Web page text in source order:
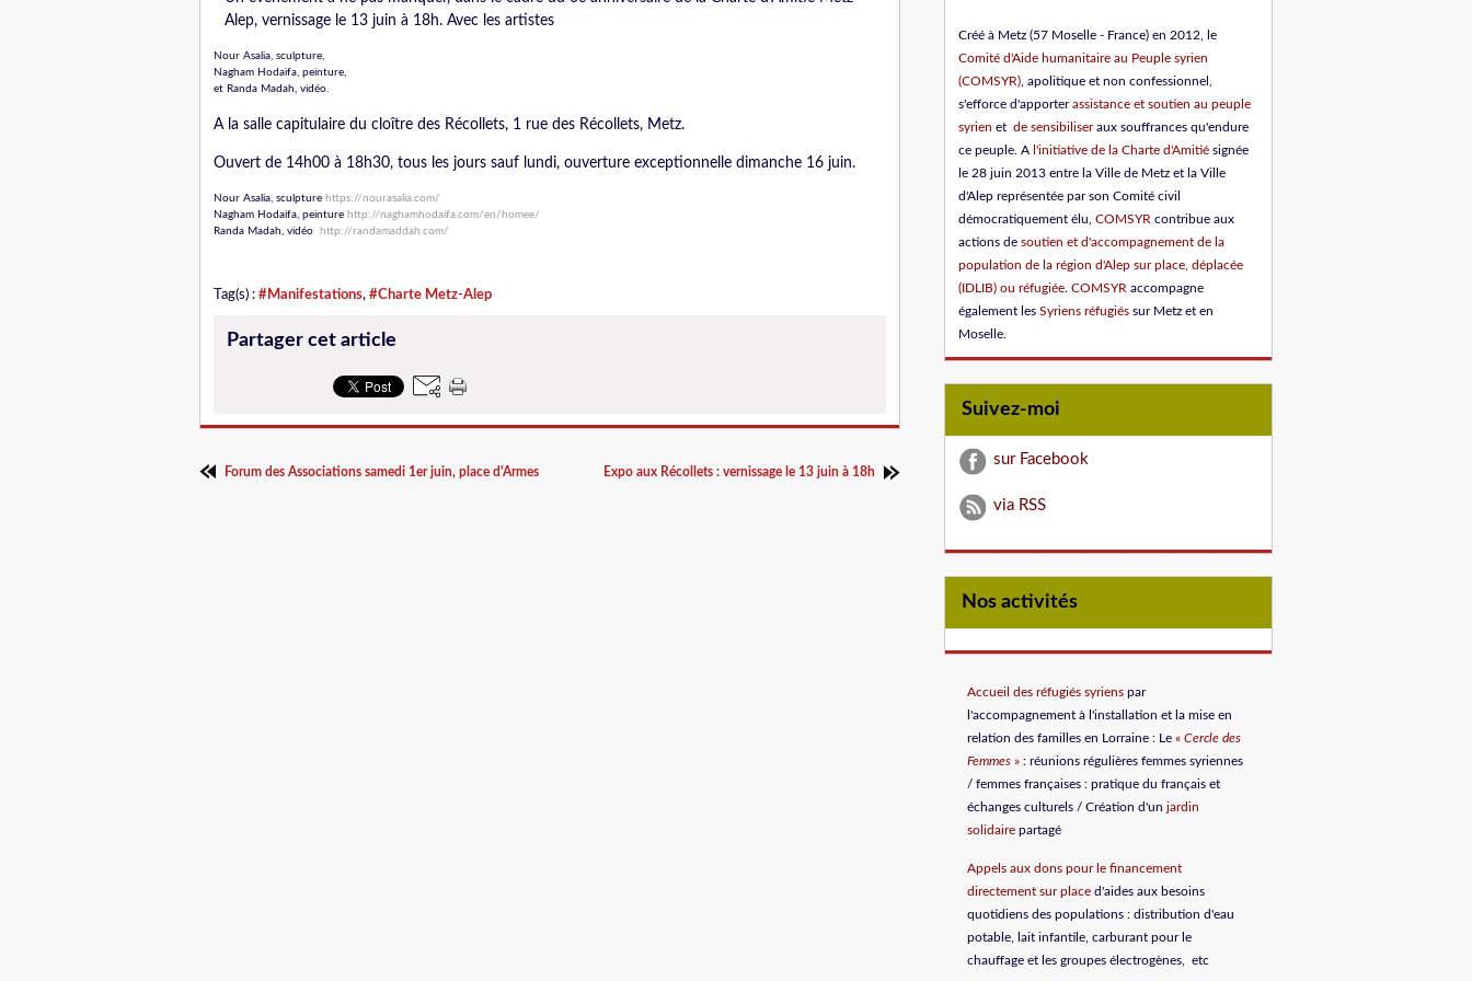
Alep, vernissage le 13 juin à 18h. Avec les artistes
Nour Asalia, sculpture,
Nagham Hodaifa, peinture,
et Randa Madah, vidéo.
A la salle capitulaire du cloître des Récollets, 1 rue des Récollets, Metz.
Ouvert de 14h00 à 18h30, tous les jours sauf lundi, ouverture exceptionnelle dimanche 16 juin.
Nour Asalia, sculpture https://nourasalia.com/
Nagham Hodaifa, peinture http://naghamhodaifa.com/en/homee/
Randa Madah, vidéo
http://randamaddah.com/
Tag(s) : #Manifestations, #Charte Metz-Alep
Partager cet article
Forum des Associations samedi 1er juin, place d'Armes Expo aux Récollets : vernissage le 13 juin à 18h
Créé à Metz (57 Moselle - France) en 2012, le
Comité d'Aide humanitaire au Peuple syrien
(COMSYR) , apolitique et non confessionnel,
s'efforce d'apporterassistance et soutien au peuple
syrien et de sensibiliseraux souffrances qu'endure
ce peuple. A l'initiative de la Charte d'Amitié signée
le 28 juin 2013 entre la Ville de Metz et la Ville
d'Alep représentée par son Comité civil
démocratiquement élu COMSYR contribue aux
actions de soutien et d'accompagnement de la
population de la région d'Alep sur place, déplacée
(IDLIB) ou réfugiée. COMSYR accompagne
également les Syriens réfugiés sur Metz et en
Moselle.
Suivez-moi
sur Facebook
via RSS
Nos activités
Accueil des réfugiés syrienspar
l'accompagnement à l'installation et la mise en
relation des familles en Lorraine: Le « Cercle des
Femmes »: réunions régulières femmes syriennes
/ femmes françaises : pratique du français et
échanges culturels / Création d'un jardin
solidairepartagé
Appels aux dons pour le financement
directement sur placed'aides aux besoins
quotidiens des populations : distribution d'eau
potable, lait infantile, carburant pour le
chauffage et les groupes électrogènes, etc